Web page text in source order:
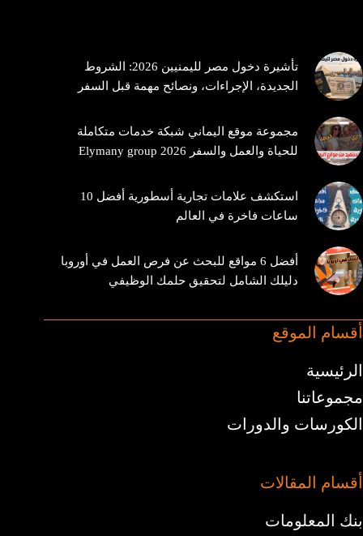
تأشيرة دخول مصر لليمنيين 2026: الشروط
الجديدة، الإجراءات، ونصائح مهمة قبل السفر
مجموعة موقع اليماني شبكة خدمات متكاملة
للحياة والعمل والسفر 2026 Elymany group
استكشف علامات تجارية أسطورية أفضل 10
ساعات فاخرة في العالم
أفضل 6 مواقع للبحث عن فرص العمل في أوروبا
دليلك الشامل لتحقيق حلمك الوظيفي
أقسام الموقع
الرئيسية
مجموعاتنا
الكورسات والدورات
أقسام المقالات
بنك المعلومات